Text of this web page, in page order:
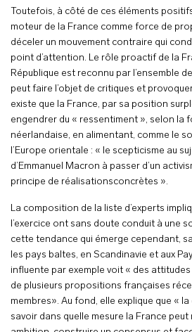
Toutefois, à côté de ces éléments
moteur de la France comme force de
déceler un mouvement contraire qui
point d’attention. Le rôle proactif de la
République est reconnu par l’ensemble
peut faire l’objet de critiques et
existe que la France, par sa position
engendrer du « ressentiment », selon la
néerlandaise, en alimentant, comme le
l’Europe orientale : « le scepticisme au
d’Emmanuel Macron à passer d’un
principe de réalisationsconcrètes ».
La composition de la liste d’experts
l’exercice ont sans doute conduit à une
cette tendance qui émerge cependant,
les pays baltes, en Scandinavie et aux
influente par exemple voit « des
de plusieurs propositions françaises
membres». Au fond, elle explique que «
savoir dans quelle mesure la France